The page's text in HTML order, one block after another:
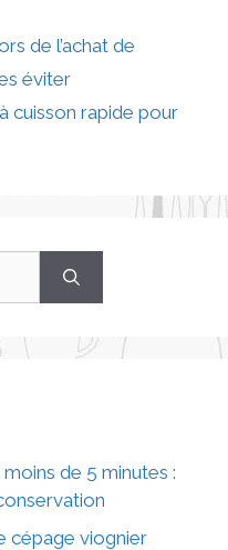
de l’achat de
éviter
cuisson rapide pour
de 5 minutes :
cépage viognier